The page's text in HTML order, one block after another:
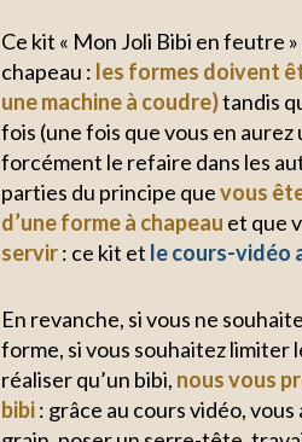
Ce kit « Mon Joli Bibi en feutre
chapeau : les formes doivent
une machine à coudre)tandis
fois (une fois que vous en
forcément le refaire dans les
parties du principe quevous
d’une forme à chapeau et que
servir: ce kit et le cours-vidéo
En revanche, si vous ne
forme, si vous souhaitez limiter
réaliser qu’un bibi, nous vous
bibi: grâce au cours vidéo,